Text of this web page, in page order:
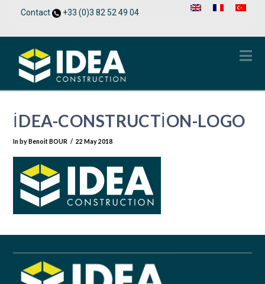
Contact +33 (0)3 82 52 49 04
IDEA-CONSTRUCTION-LOGO
In by Benoit BOUR 22 May 2018